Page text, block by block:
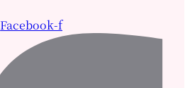
Facebook-f